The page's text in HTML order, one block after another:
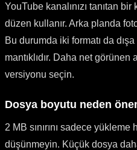
YouTube kanalınızı tanıtan
düzen kullanır. Arka planda
Bu durumda iki formatı da
mantıklıdır. Daha net
versiyonu seçin.
Dosya boyutu neden
2 MB sınırını sadece
düşünmeyin. Küçük dosya daha